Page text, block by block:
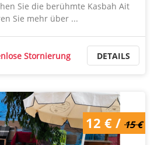
Sie die berühmte Kasbah Ait
Sie mehr über ...
Stornierung DETAILS
12 € / 15 €